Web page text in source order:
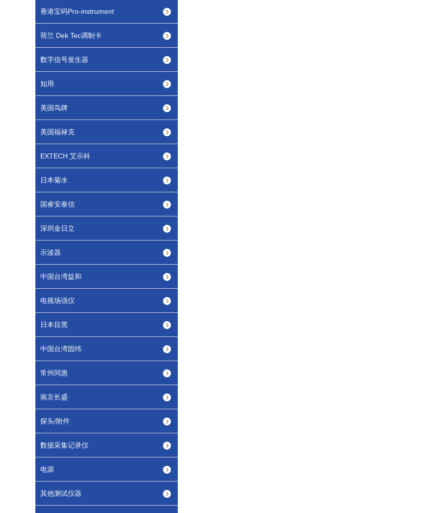
香港宝码Pro-instrument
荷兰 Dek Tec调制卡
数字信号发生器
知用
美国鸟牌
美国福禄克
EXTECH 艾示科
日本菊水
国睿安泰信
深圳金日立
示波器
中国台湾益和
电视场强仪
日本目黑
中国台湾固纬
常州同惠
南京长盛
探头/附件
数据采集记录仪
电源
其他测试仪器